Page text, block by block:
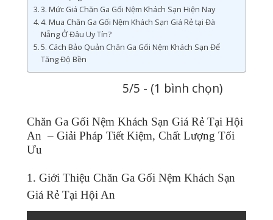
3. Mức Giá Chăn Ga Gối Nệm Khách Sạn Hiện Nay
4. Mua Chăn Ga Gối Nệm Khách Sạn Giá Rẻ tại Đà
Nẵng Ở Đâu Uy Tín?
5. Cách Bảo Quản Chăn Ga Gối Nệm Khách Sạn Để
Tăng Độ Bền
5/5 - (1 bình chọn)
Chăn Ga Gối Nệm Khách Sạn Giá Rẻ Tại Hội
An – Giải Pháp Tiết Kiệm, Chất Lượng Tối
Ưu
1. Giới Thiệu Chăn Ga Gối Nệm Khách Sạn
Giá Rẻ Tại Hội An